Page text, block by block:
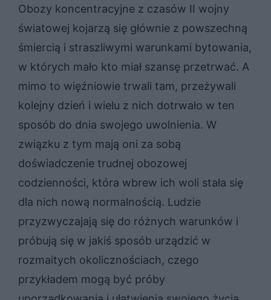
Obozy koncentracyjne z czasów II wojny
światowej kojarzą się głównie z powszechną
śmiercią i straszliwymi warunkami bytowania,
w których mało kto miał szansę przetrwać. A
mimo to więźniowie trwali tam, przeżywali
kolejny dzień i wielu z nich dotrwało w ten
sposób do dnia swojego uwolnienia. W
związku z tym mają oni za sobą
doświadczenie trudnej obozowej
codzienności, która wbrew ich woli stała się
dla nich nową normalnością. Ludzie
przyzwyczajają się do różnych warunków i
próbują się w jakiś sposób urządzić w
rozmaitych okolicznościach, czego
przykładem mogą być próby